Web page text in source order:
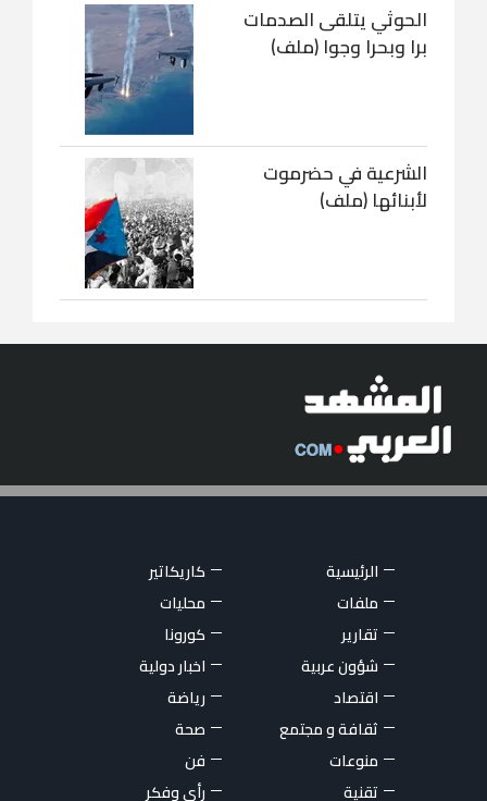
الحوثي يتلقى الصدمات
برا وبحرا وجوا (ملف)
الشرعية في حضرموت
لأبنائها (ملف)
الرئيسية
كاريكاتير
ملفات
محليات
تقارير
كورونا
شؤون عربية
اخبار دولية
اقتصاد
رياضة
ثقافة و مجتمع
صحة
منوعات
فن
تقنية
رأي وفكر